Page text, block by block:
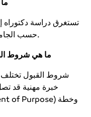
حسب الجامعة ونوع البرنامج (دوام كامل أو جزئي).
ما هي شروط
شروط القبول تختلف